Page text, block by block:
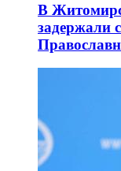
В
задержали